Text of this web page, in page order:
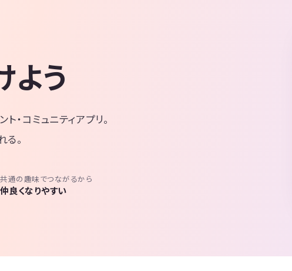
よう
・コミュニティアプリ。
。
共通の趣味でつながるから
仲良くなりやすい